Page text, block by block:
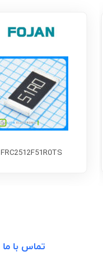
FRC2512F51R0TS
تماس با ما